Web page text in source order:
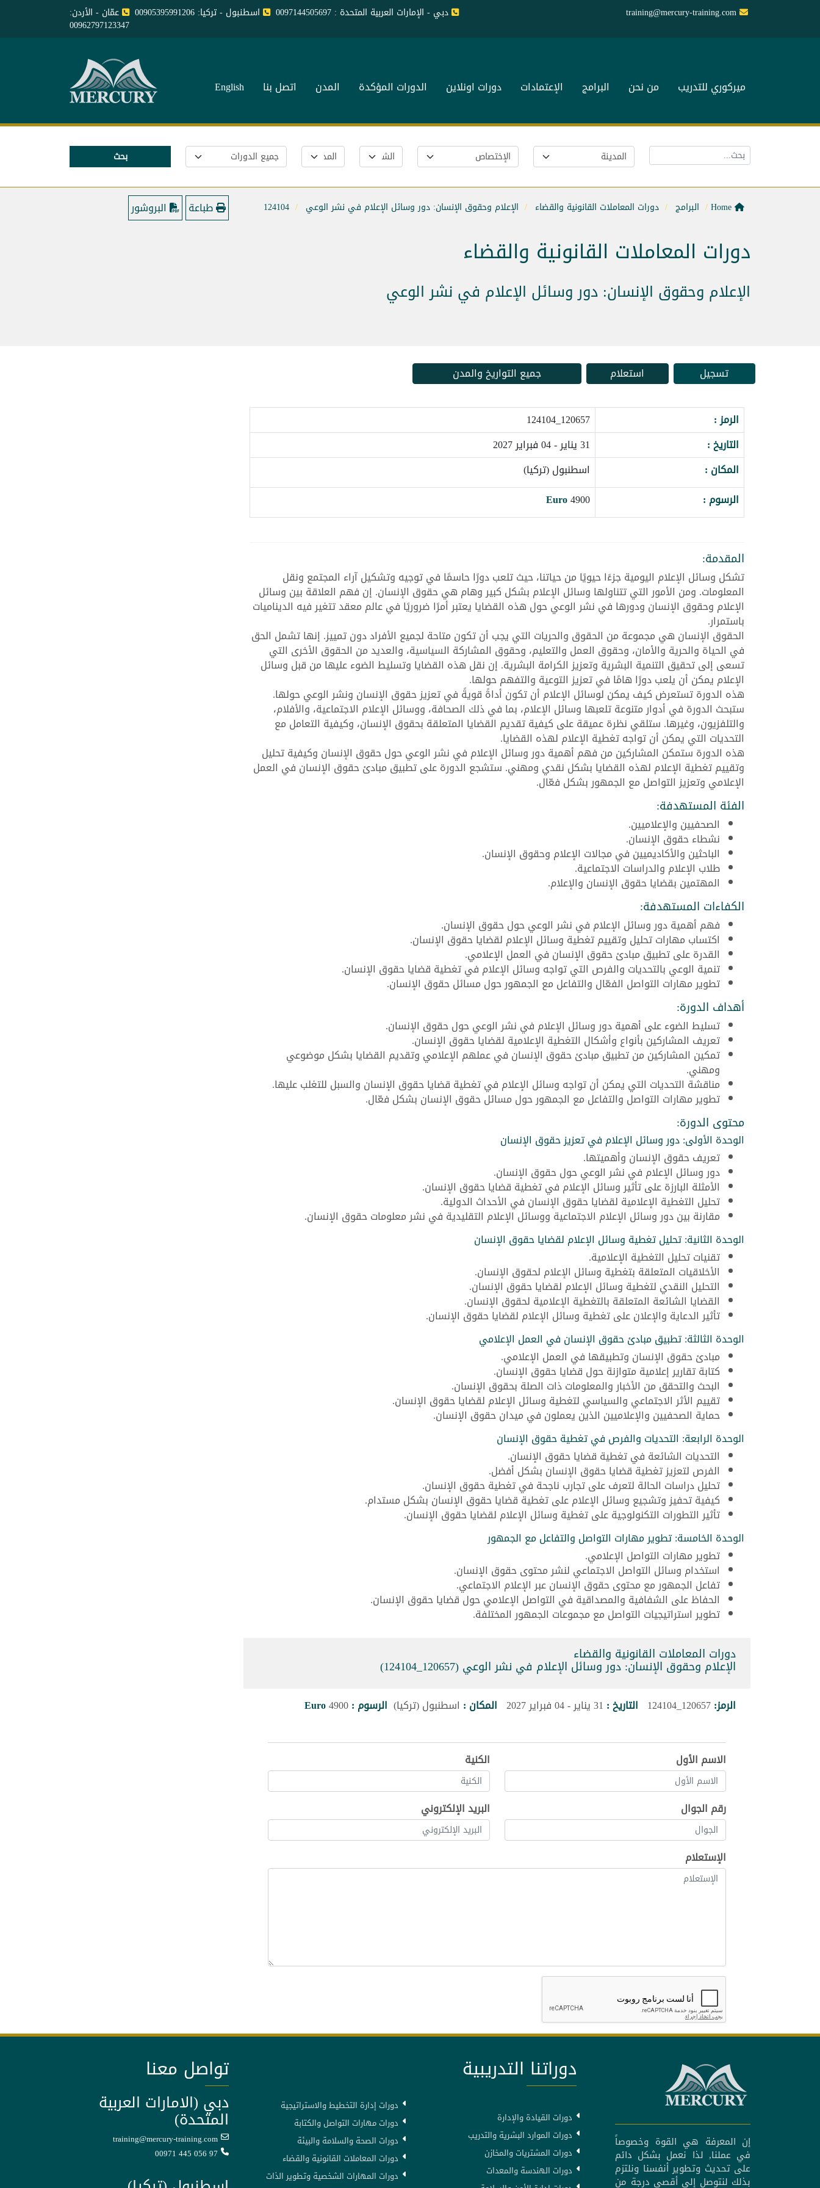
training@mercury-training.com دبي - الإمارات العربية المتحدة : 0097144505697 اسطنبول - تركيا: 00905395991206 عمّان - الأردن:
00962797123347
ميركوري للتدريب من نحن البرامج الإعتمادات دورات اونلاين الدورات المؤكدة المدن اتصل بنا English
بحث
البرامج دورات المعاملات القانونية والقضاء الإعلام وحقوق الإنسان: دور وسائل الإعلام في نشر الوعي 124104 طباعة البروشور
دورات المعاملات القانونية والقضاء
الإعلام وحقوق الإنسان: دور وسائل الإعلام في نشر الوعي
تسجيل استعلام جميع التواريخ والمدن
الرمز :
120657_124104
التاريخ :
31 يناير - 04 فبراير 2027
المكان :
اسطنبول (تركيا)
الرسوم :
4900
Euro
المقدمة:
تشكل وسائل الإعلام اليومية جزءًا حيويًا من حياتنا، حيث تلعب دورًا حاسمًا في توجيه وتشكيل آراء المجتمع ونقل
المعلومات. ومن الأمور التي تتناولها وسائل الإعلام بشكل كبير وهام هي حقوق الإنسان. إن فهم العلاقة بين وسائل
الإعلام وحقوق الإنسان ودورها في نشر الوعي حول هذه القضايا يعتبر أمرًا ضروريًا في عالم معقد تتغير فيه الديناميات
باستمرار.
الحقوق الإنسان هي مجموعة من الحقوق والحريات التي يجب أن تكون متاحة لجميع الأفراد دون تمييز. إنها تشمل الحق
في الحياة والحرية والأمان، وحقوق العمل والتعليم، وحقوق المشاركة السياسية، والعديد من الحقوق الأخرى التي
تسعى إلى تحقيق التنمية البشرية وتعزيز الكرامة البشرية. إن نقل هذه القضايا وتسليط الضوء عليها من قبل وسائل
الإعلام يمكن أن يلعب دورًا هامًا في تعزيز التوعية والتفهم حولها.
هذه الدورة تستعرض كيف يمكن لوسائل الإعلام أن تكون أداةً قويةً في تعزيز حقوق الإنسان ونشر الوعي حولها.
ستبحث الدورة في أدوار متنوعة تلعبها وسائل الإعلام، بما في ذلك الصحافة، ووسائل الإعلام الاجتماعية، والأفلام،
والتلفزيون، وغيرها. ستلقي نظرة عميقة على كيفية تقديم القضايا المتعلقة بحقوق الإنسان، وكيفية التعامل مع
التحديات التي يمكن أن تواجه تغطية الإعلام لهذه القضايا.
هذه الدورة ستمكن المشاركين من فهم أهمية دور وسائل الإعلام في نشر الوعي حول حقوق الإنسان وكيفية تحليل
وتقييم تغطية الإعلام لهذه القضايا بشكل نقدي ومهني. ستشجع الدورة على تطبيق مبادئ حقوق الإنسان في العمل
الإعلامي وتعزيز التواصل مع الجمهور بشكل فعّال.
الفئة المستهدفة:
الصحفيين والإعلاميين.
نشطاء حقوق الإنسان.
الباحثين والأكاديميين في مجالات الإعلام وحقوق الإنسان.
طلاب الإعلام والدراسات الاجتماعية.
المهتمين بقضايا حقوق الإنسان والإعلام.
الكفاءات المستهدفة:
فهم أهمية دور وسائل الإعلام في نشر الوعي حول حقوق الإنسان.
اكتساب مهارات تحليل وتقييم تغطية وسائل الإعلام لقضايا حقوق الإنسان.
القدرة على تطبيق مبادئ حقوق الإنسان في العمل الإعلامي.
تنمية الوعي بالتحديات والفرص التي تواجه وسائل الإعلام في تغطية قضايا حقوق الإنسان.
تطوير مهارات التواصل الفعّال والتفاعل مع الجمهور حول مسائل حقوق الإنسان.
أهداف الدورة:
تسليط الضوء على أهمية دور وسائل الإعلام في نشر الوعي حول حقوق الإنسان.
تعريف المشاركين بأنواع وأشكال التغطية الإعلامية لقضايا حقوق الإنسان.
تمكين المشاركين من تطبيق مبادئ حقوق الإنسان في عملهم الإعلامي وتقديم القضايا بشكل موضوعي
ومهني.
مناقشة التحديات التي يمكن أن تواجه وسائل الإعلام في تغطية قضايا حقوق الإنسان والسبل للتغلب عليها.
تطوير مهارات التواصل والتفاعل مع الجمهور حول مسائل حقوق الإنسان بشكل فعّال.
محتوى الدورة:
الوحدة الأولى: دور وسائل الإعلام في تعزيز حقوق الإنسان
تعريف حقوق الإنسان وأهميتها.
دور وسائل الإعلام في نشر الوعي حول حقوق الإنسان.
الأمثلة البارزة على تأثير وسائل الإعلام في تغطية قضايا حقوق الإنسان.
تحليل التغطية الإعلامية لقضايا حقوق الإنسان في الأحداث الدولية.
مقارنة بين دور وسائل الإعلام الاجتماعية ووسائل الإعلام التقليدية في نشر معلومات حقوق الإنسان.
الوحدة الثانية: تحليل تغطية وسائل الإعلام لقضايا حقوق الإنسان
تقنيات تحليل التغطية الإعلامية.
الأخلاقيات المتعلقة بتغطية وسائل الإعلام لحقوق الإنسان.
التحليل النقدي لتغطية وسائل الإعلام لقضايا حقوق الإنسان.
القضايا الشائعة المتعلقة بالتغطية الإعلامية لحقوق الإنسان.
تأثير الدعاية والإعلان على تغطية وسائل الإعلام لقضايا حقوق الإنسان.
الوحدة الثالثة: تطبيق مبادئ حقوق الإنسان في العمل الإعلامي
مبادئ حقوق الإنسان وتطبيقها في العمل الإعلامي.
كتابة تقارير إعلامية متوازنة حول قضايا حقوق الإنسان.
البحث والتحقق من الأخبار والمعلومات ذات الصلة بحقوق الإنسان.
تقييم الأثر الاجتماعي والسياسي لتغطية وسائل الإعلام لقضايا حقوق الإنسان.
حماية الصحفيين والإعلاميين الذين يعملون في ميدان حقوق الإنسان.
الوحدة الرابعة: التحديات والفرص في تغطية حقوق الإنسان
التحديات الشائعة في تغطية قضايا حقوق الإنسان.
الفرص لتعزيز تغطية قضايا حقوق الإنسان بشكل أفضل.
تحليل دراسات الحالة لتعرف على تجارب ناجحة في تغطية حقوق الإنسان.
كيفية تحفيز وتشجيع وسائل الإعلام على تغطية قضايا حقوق الإنسان بشكل مستدام.
تأثير التطورات التكنولوجية على تغطية وسائل الإعلام لقضايا حقوق الإنسان.
الوحدة الخامسة: تطوير مهارات التواصل والتفاعل مع الجمهور
تطوير مهارات التواصل الإعلامي.
استخدام وسائل التواصل الاجتماعي لنشر محتوى حقوق الإنسان.
تفاعل الجمهور مع محتوى حقوق الإنسان عبر الإعلام الاجتماعي.
الحفاظ على الشفافية والمصداقية في التواصل الإعلامي حول قضايا حقوق الإنسان.
تطوير استراتيجيات التواصل مع مجموعات الجمهور المختلفة.
دورات المعاملات القانونية والقضاء
الإعلام وحقوق الإنسان: دور وسائل الإعلام في نشر الوعي (120657_124104)
الرمز:120657_124104 التاريخ : 31 يناير - 04 فبراير 2027 المكان : اسطنبول (تركيا) الرسوم :4900
Euro
الاسم الأول الكنية
رقم الجوال البريد الإلكتروني
الإستعلام
إن المعرفة هي القوة وخصوصاً
في عملنا, لذا نعمل بشكل دائم
على تحديث وتطوير أنفسنا ونلتزم
بذلك لنتوصل إلى أقصى درجة من
دوراتنا التدريبية
دورات القيادة والإدارة
دورات الموارد البشرية والتدريب
دورات المشتريات والمخازن
دورات الهندسة والمعدات
دورات إدارة التخطيط والاستراتيجية
دورات مهارات التواصل والكتابة
دورات الصحة والسلامة والبيئة
دورات المعاملات القانونية والقضاء
دورات المهارات الشخصية وتطوير الذات
تواصل معنا
دبي (الامارات العربية
المتحدة)
training@mercury-training.com
00971 445 056 97